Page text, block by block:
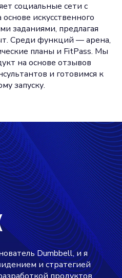
социальные сети с
искусственного
заданиями, предлагая
Среди функций — арена,
планы и FitPass. Мы
на основе отзывов
и готовимся к
запуску.
Dumbbell, и я
и стратегией